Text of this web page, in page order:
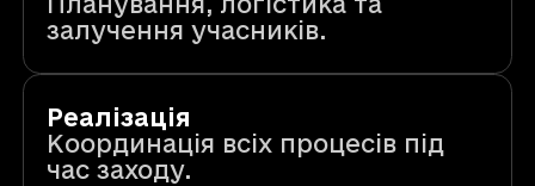
залучення учасників.
Реалізація
Координація всіх процесів під
час заходу.